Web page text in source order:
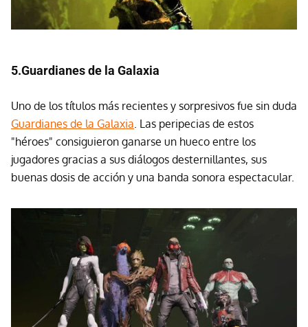
5.Guardianes de la Galaxia
Uno de los títulos más recientes y sorpresivos fue sin duda
Guardianes de la Galaxia. Las peripecias de estos
"héroes" consiguieron ganarse un hueco entre los
jugadores gracias a sus diálogos desternillantes, sus
buenas dosis de acción y una banda sonora espectacular.